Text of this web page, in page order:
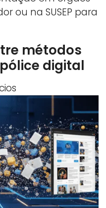
ou na SUSEP para
métodos
digital